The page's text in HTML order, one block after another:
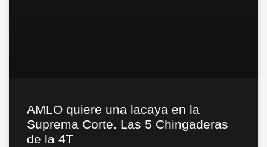
AMLO quiere una lacaya en la
Suprema Corte. Las 5 Chingaderas
de la 4T